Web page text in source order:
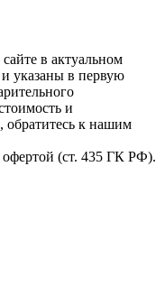
в актуальном
указаны в первую
и
обратитесь к нашим
(ст. 435 ГК РФ).